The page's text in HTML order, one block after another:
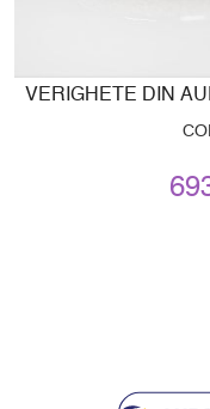
VERIGHETE DIN